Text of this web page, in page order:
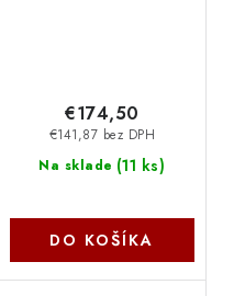
Na sklade (11 ks)
€141,87 bez DPH
€174,50
DO KOŠÍKA